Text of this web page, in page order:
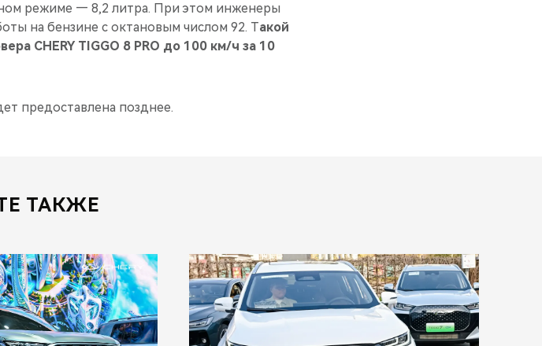
режиме — 8,2 литра. При этом инженеры
на бензине с октановым числом 92. Такой
CHERY TIGGO 8 PRO до 100 км/ч за 10
предоставлена позднее.
ТАКЖЕ